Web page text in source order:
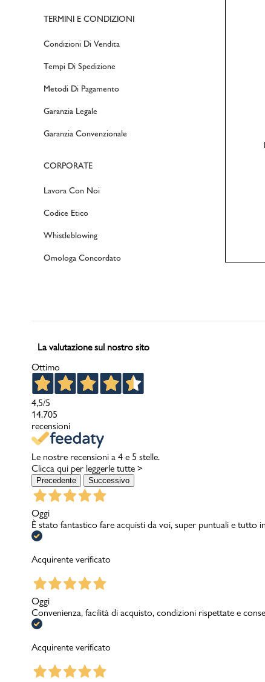
SALDI DAL 50% AL 70%
TENDENZE DONNA
NUOVA COLLEZIONE UOMO
ABBIGLIAMENTO BAMBINI
VEDI TUTTO PER BAMBINO
NUOVA COLLEZIONE SPORT
Misure per il trolley bagaglio
TERMINI E CONDIZIONI
Condizioni Di Vendita
Tempi Di Spedizione
Metodi Di Pagamento
Garanzia Legale
Garanzia Convenzionale
CORPORATE
Lavora Con Noi
Codice Etico
Whistleblowing
Omologa Concordato
La valutazione sul nostro sito
Ottimo
4,5/5
14.705
recensioni
Le nostre recensioni a 4 e 5 stelle.
Clicca qui per leggerle tutte >
Precedente Successivo
Oggi
È stato fantastico fare acquisti da voi, super puntuali e tutto
Acquirente verificato
Oggi
Convenienza, facilità di acquisto, condizioni rispettate e
Acquirente verificato